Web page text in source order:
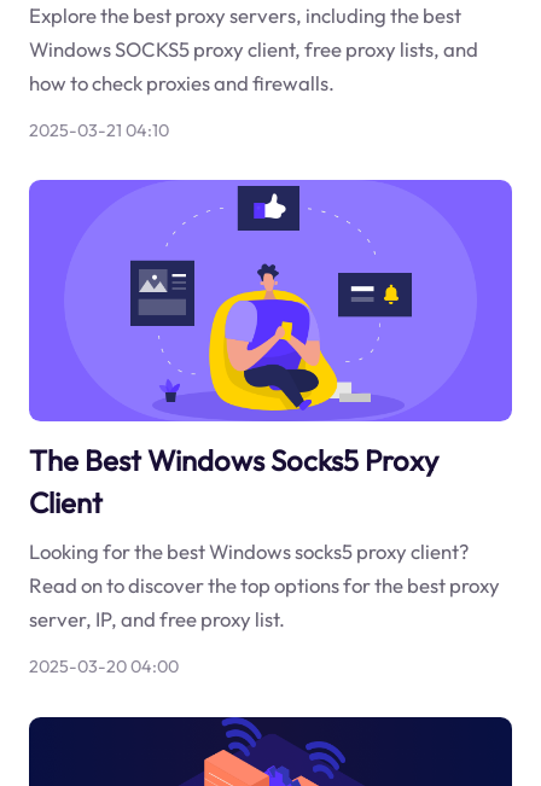
Explore the best proxy servers, including the best
Windows SOCKS5 proxy client, free proxy lists, and
how to check proxies and firewalls.
2025-03-21 04:10
The Best Windows Socks5 Proxy
Client
Looking for the best Windows socks5 proxy client?
Read on to discover the top options for the best proxy
server, IP, and free proxy list.
2025-03-20 04:00